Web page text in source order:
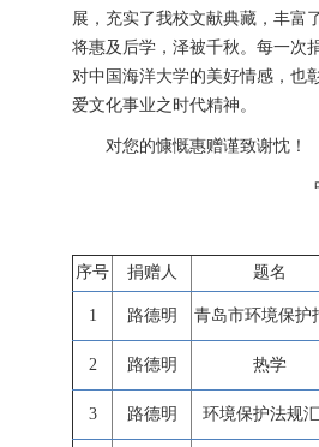
展，充实了我校文献典藏，丰富
将惠及后学，泽被千秋。每一次
对中国海洋大学的美好情感，也
爱文化事业之时代精神。
对您的慷慨惠赠谨致谢忱！
序号 捐赠人 题名
1 路德明 青岛市环境保护
2 路德明 热学
3 路德明 环境保护法规